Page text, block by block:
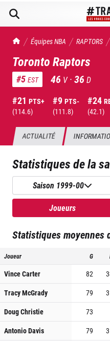
TrashTalk Actu NBA
Équipes NBA RAPTORS
Toronto Raptors
#5 EST 46 V ·36 D
#21 PTS+
(114.6)
#9 PTS-
(111.8)
#24
(42.1)
ACTUALITÉ
Statistiques de la
Saison 1999-00
Joueurs
Statistiques moyennes
Joueur G
Vince Carter 82
Tracy McGrady
79
Doug Christie
73
Antonio Davis
79